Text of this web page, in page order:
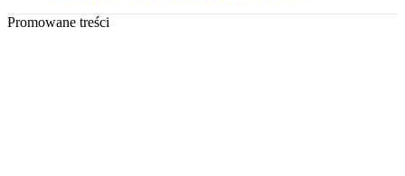
Promowane treści